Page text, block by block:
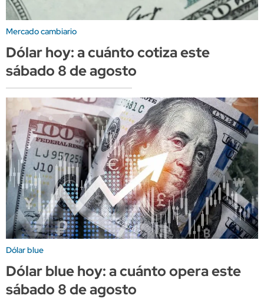
Mercado cambiario
Dólar hoy: a cuánto cotiza este
sábado 8 de agosto
Dólar blue
Dólar blue hoy: a cuánto opera este
sábado 8 de agosto